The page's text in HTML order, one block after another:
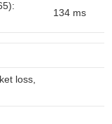
134 ms
loss,